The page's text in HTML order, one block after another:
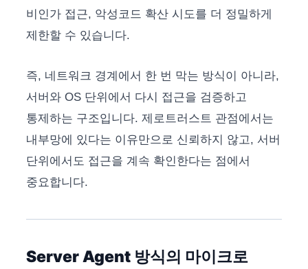
비인가 접근, 악성코드 확산 시도를 더 정밀하게
제한할 수 있습니다.
즉, 네트워크 경계에서 한 번 막는 방식이 아니라,
서버와 OS 단위에서 다시 접근을 검증하고
통제하는 구조입니다. 제로트러스트 관점에서는
내부망에 있다는 이유만으로 신뢰하지 않고, 서버
단위에서도 접근을 계속 확인한다는 점에서
중요합니다.
Server Agent 방식의 마이크로